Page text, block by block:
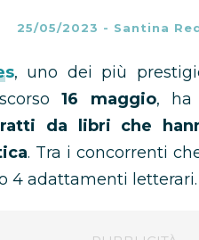
25/05/2023 - Santina
, uno dei più
16 maggio, ha
da libri che
. Tra i concorrenti
4 adattamenti letterari.